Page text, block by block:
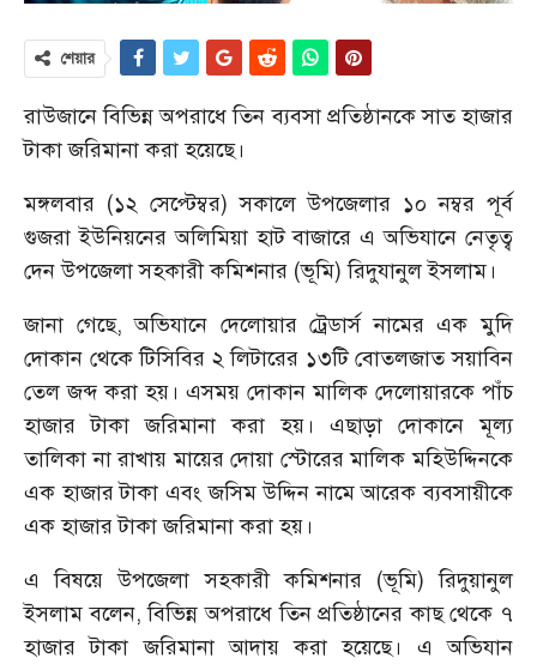
শেয়ার
রাউজানে বিভিন্ন অপরাধে তিন ব্যবসা প্রতিষ্ঠানকে সাত হাজার
টাকা জরিমানা করা হয়েছে।
মঙ্গলবার (১২ সেপ্টেম্বর) সকালে উপজেলার ১০ নম্বর পূর্ব
গুজরা ইউনিয়নের অলিমিয়া হাট বাজারে এ অভিযানে নেতৃত্ব
দেন উপজেলা সহকারী কমিশনার (ভূমি) রিদুযানুল ইসলাম।
জানা গেছে, অভিযানে দেলোয়ার ট্রেডার্স নামের এক মুদি
দোকান থেকে টিসিবির ২ লিটারের ১৩টি বোতলজাত সয়াবিন
তেল জব্দ করা হয়। এসময় দোকান মালিক দেলোয়ারকে পাঁচ
হাজার টাকা জরিমানা করা হয়। এছাড়া দোকানে মূল্য
তালিকা না রাখায় মায়ের দোয়া স্টোরের মালিক মহিউদ্দিনকে
এক হাজার টাকা এবং জসিম উদ্দিন নামে আরেক ব্যবসায়ীকে
এক হাজার টাকা জরিমানা করা হয়।
এ বিষয়ে উপজেলা সহকারী কমিশনার (ভূমি) রিদুয়ানুল
ইসলাম বলেন, বিভিন্ন অপরাধে তিন প্রতিষ্ঠানের কাছ থেকে ৭
হাজার টাকা জরিমানা আদায় করা হয়েছে। এ অভিযান